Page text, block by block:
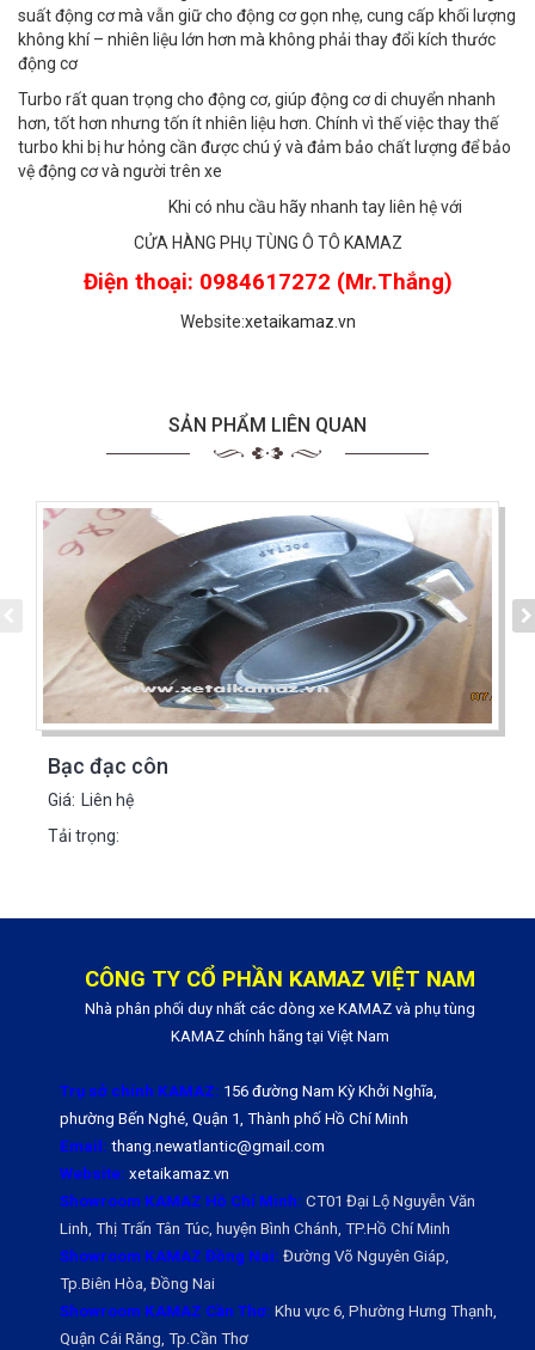
suất động cơ mà vẫn giữ cho động cơ gọn nhẹ, cung cấp khối lượng
không khí – nhiên liệu lớn hơn mà không phải thay đổi kích thước
động cơ
Turbo rất quan trọng cho động cơ, giúp động cơ di chuyển nhanh
hơn, tốt hơn nhưng tốn ít nhiên liệu hơn. Chính vì thế việc thay thế
turbo khi bị hư hỏng cần được chú ý và đảm bảo chất lượng để bảo
vệ động cơ và người trên xe
Khi có nhu cầu hãy nhanh tay liên hệ với
CỬA HÀNG PHỤ TÙNG Ô TÔ KAMAZ
Điện thoại: 0984617272 (Mr.Thắng)
Website:xetaikamaz.vn
SẢN PHẨM LIÊN QUAN
Bạc đạc côn
Giá: Liên hệ
Tải trọng:
CÔNG TY CỔ PHẦN KAMAZ VIỆT NAM
Nhà phân phối duy nhất các dòng xe KAMAZ và phụ tùng
KAMAZ chính hãng tại Việt Nam
Trụ sở chính KAMAZ: 156 đường Nam Kỳ Khởi Nghĩa,
phường Bến Nghé, Quận 1, Thành phố Hồ Chí Minh
Email: thang.newatlantic@gmail.com
Website: xetaikamaz.vn
Showroom KAMAZ Hồ Chí Minh: CT01 Đại Lộ Nguyễn Văn
Linh, Thị Trấn Tân Túc, huyện Bình Chánh, TP.Hồ Chí Minh
Showroom KAMAZ Đồng Nai: Đường Võ Nguyên Giáp,
Tp.Biên Hòa, Đồng Nai
Showroom KAMAZ Cần Thơ: Khu vực 6, Phường Hưng Thạnh,
Quận Cái Răng, Tp.Cần Thơ